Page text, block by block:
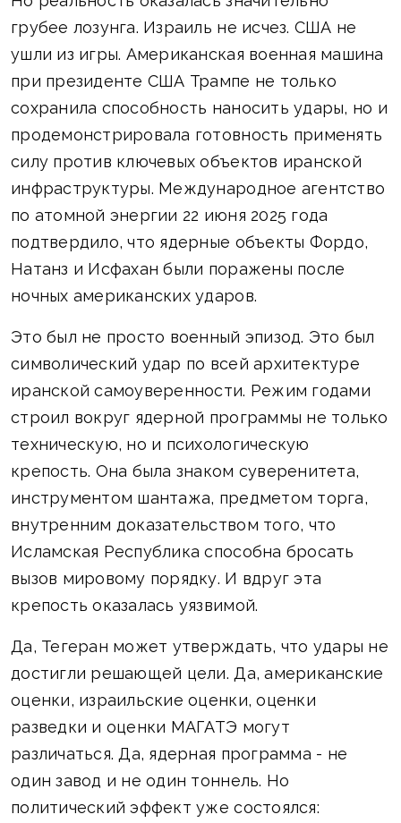
грубее лозунга. Израиль не исчез. США не
ушли из игры. Американская военная машина
при президенте США Трампе не только
сохранила способность наносить удары, но и
продемонстрировала готовность применять
силу против ключевых объектов иранской
инфраструктуры. Международное агентство
по атомной энергии 22 июня 2025 года
подтвердило, что ядерные объекты Фордо,
Натанз и Исфахан были поражены после
ночных американских ударов.
Это был не просто военный эпизод. Это был
символический удар по всей архитектуре
иранской самоуверенности. Режим годами
строил вокруг ядерной программы не только
техническую, но и психологическую
крепость. Она была знаком суверенитета,
инструментом шантажа, предметом торга,
внутренним доказательством того, что
Исламская Республика способна бросать
вызов мировому порядку. И вдруг эта
крепость оказалась уязвимой.
Да, Тегеран может утверждать, что удары не
достигли решающей цели. Да, американские
оценки, израильские оценки, оценки
разведки и оценки МАГАТЭ могут
различаться. Да, ядерная программа - не
один завод и не один тоннель. Но
политический эффект уже состоялся: